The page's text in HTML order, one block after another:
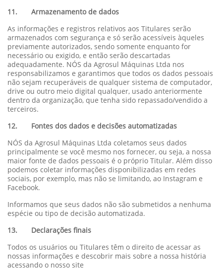
11. Armazenamento de dados
As informações e registros relativos aos Titulares serão
armazenados com segurança e só serão acessíveis àqueles
previamente autorizados, sendo somente enquanto for
necessário ou exigido, e então serão descartadas
adequadamente. NÓS da Agrosul Máquinas Ltda nos
responsabilizamos e garantimos que todos os dados pessoais
não sejam recuperáveis de qualquer sistema de computador,
drive ou outro meio digital qualquer, usado anteriormente
dentro da organização, que tenha sido repassado/vendido a
terceiros.
12. Fontes dos dados e decisões automatizadas
NÓS da Agrosul Máquinas Ltda coletamos seus dados
principalmente se você mesmo nos fornecer, ou seja, a nossa
maior fonte de dados pessoais é o próprio Titular. Além disso
podemos coletar informações disponibilizadas em redes
sociais, por exemplo, mas não se limitando, ao Instagram e
Facebook.
Informamos que seus dados não são submetidos a nenhuma
espécie ou tipo de decisão automatizada.
13. Declarações finais
Todos os usuários ou Titulares têm o direito de acessar as
nossas informações e descobrir mais sobre a nossa história
acessando o nosso site